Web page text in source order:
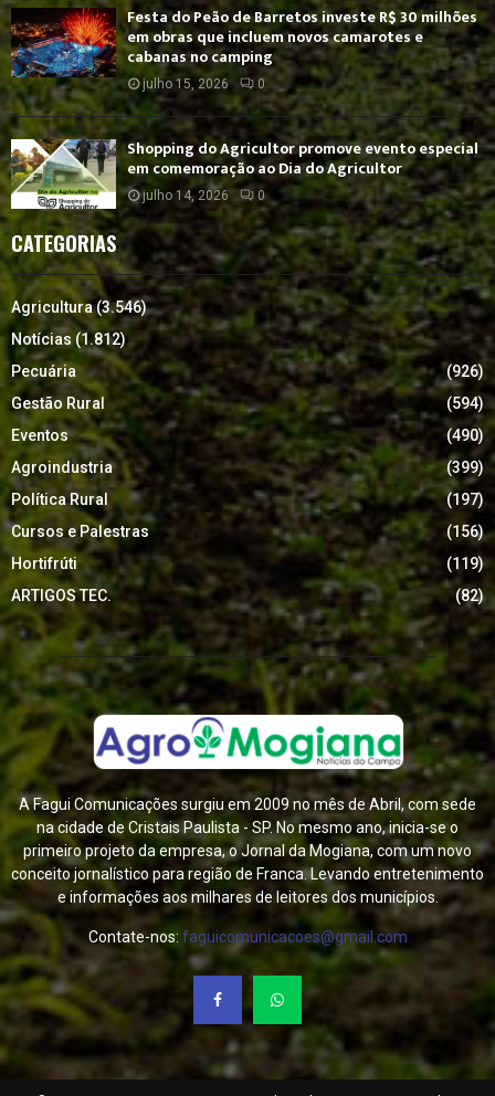
Festa do Peão de Barretos investe R$ 30 milhões
em obras que incluem novos camarotes e
cabanas no camping
julho 15, 2026 0
Shopping do Agricultor promove evento especial
em comemoração ao Dia do Agricultor
julho 14, 2026 0
CATEGORIAS
Agricultura(3.546)
Notícias (1.812)
Pecuária
(926)
Gestão Rural
(594)
Eventos
(490)
Agroindustria
(399)
Política Rural
(197)
Cursos e Palestras
(156)
Hortifrúti
(119)
ARTIGOS TEC.
(82)
A Fagui Comunicações surgiu em 2009 no mês de Abril, com sede
na cidade de Cristais Paulista - SP. No mesmo ano, inicia-se o
primeiro projeto da empresa, o Jornal da Mogiana, com um novo
conceito jornalístico para região de Franca. Levando entretenimento
e informações aos milhares de leitores dos municípios.
Contate-nos: faguicomunicacoes@gmail.com